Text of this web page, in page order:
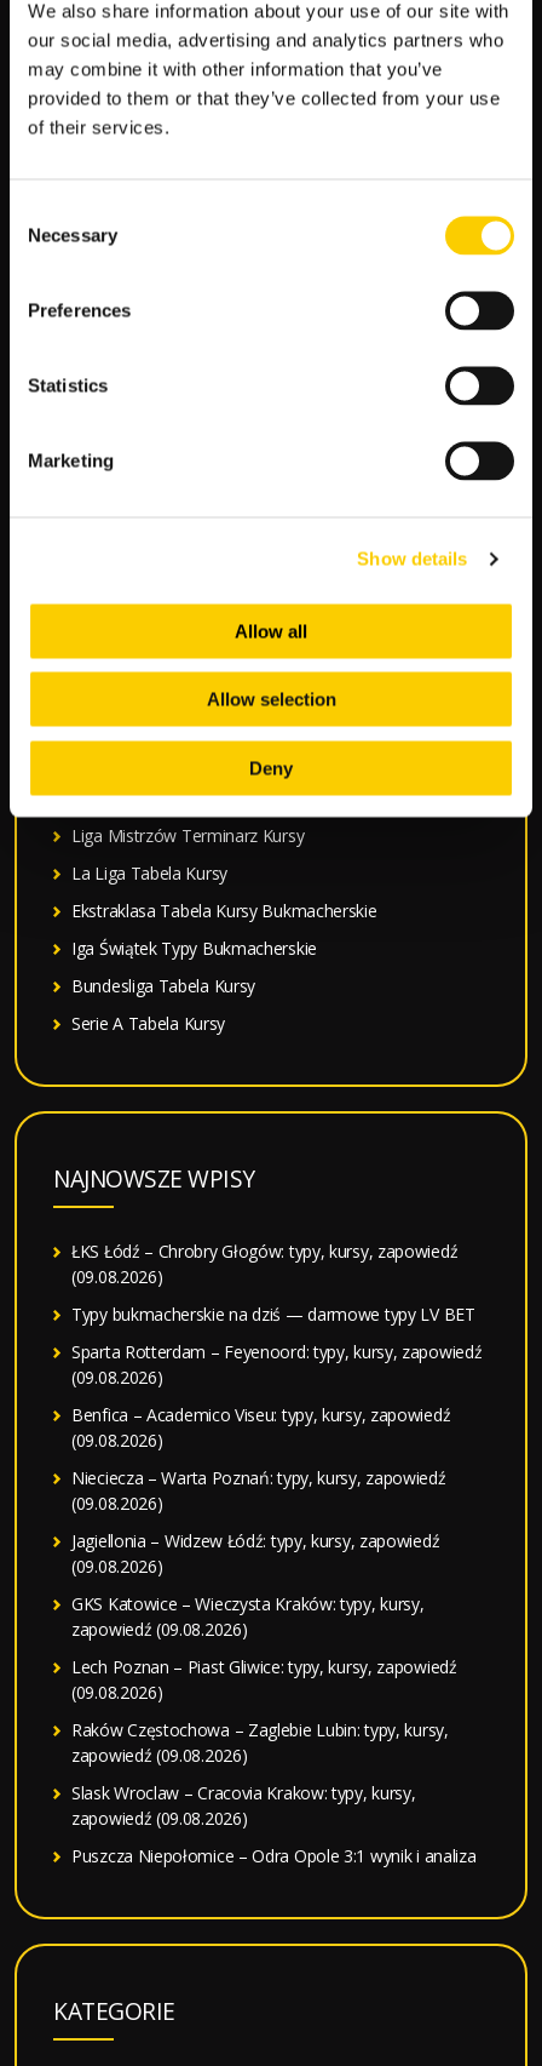
We also share information about your use of our site with
our social media, advertising and analytics partners who
may combine it with other information that you’ve
provided to them or that they’ve collected from your use
of their services.
Selection
Necessary
Preferences
Statistics
Marketing
Show details
Allow all
Allow selection
Deny
WRC: Rajd Estonii w LV BET
Kto wygra rajd? Który kierowca sięgnie po mistrzostwo WRC
2023? To tylko niektóre typy bukmacherskie dostępne w
zakładach LV BET! Poznaj wszystkie możliwości w ofercie
wszystkie rajdy WRC, w tym zawody w Estonii.
Zobacz
Następny artykuł→
SZUKAJ
POPULARNE:
Mundial 2026 Terminarz Kursy
Typy Bukmacherskie na dziś
Premier League Tabela Kursy
Liga Mistrzów Terminarz Kursy
La Liga Tabela Kursy
Ekstraklasa Tabela Kursy Bukmacherskie
Iga Świątek Typy Bukmacherskie
Bundesliga Tabela Kursy
Serie A Tabela Kursy
NAJNOWSZE WPISY
ŁKS Łódź – Chrobry Głogów: typy, kursy, zapowiedź
(09.08.2026)
Typy bukmacherskie na dziś — darmowe typy LV BET
Sparta Rotterdam – Feyenoord: typy, kursy, zapowiedź
(09.08.2026)
Benfica – Academico Viseu: typy, kursy, zapowiedź
(09.08.2026)
Nieciecza – Warta Poznań: typy, kursy, zapowiedź
(09.08.2026)
Jagiellonia – Widzew Łódź: typy, kursy, zapowiedź
(09.08.2026)
GKS Katowice – Wieczysta Kraków: typy, kursy,
zapowiedź (09.08.2026)
Lech Poznan – Piast Gliwice: typy, kursy, zapowiedź
(09.08.2026)
Raków Częstochowa – Zaglebie Lubin: typy, kursy,
zapowiedź (09.08.2026)
Slask Wroclaw – Cracovia Krakow: typy, kursy,
zapowiedź (09.08.2026)
Puszcza Niepołomice – Odra Opole 3:1 wynik i analiza
KATEGORIE